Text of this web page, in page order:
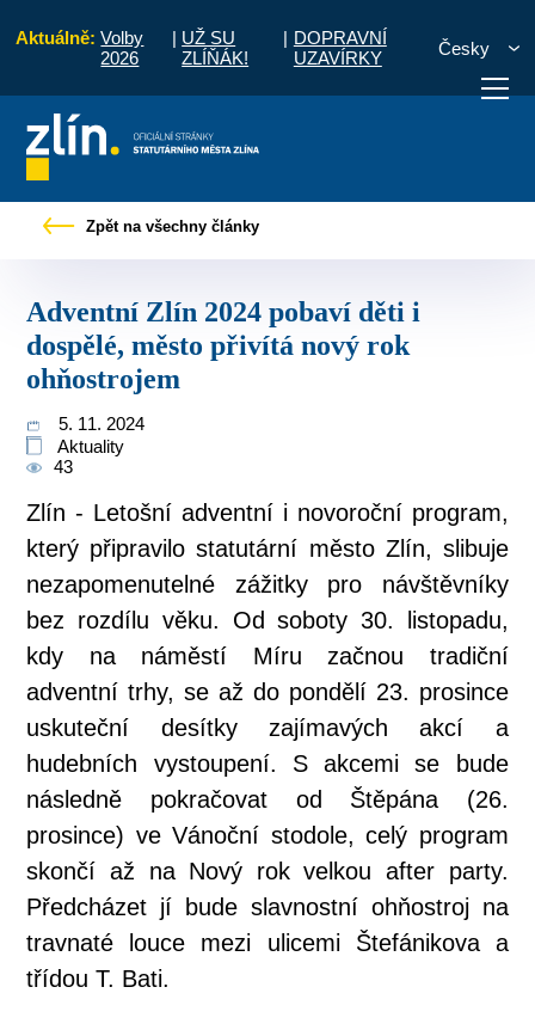
Aktuálně: Volby
2026
| UŽ SU
ZLÍŇÁK!
| DOPRAVNÍ
UZAVÍRKY
Česky
vyřídit Potřebuji zaplatit
Zpět na všechny články
Adventní Zlín 2024 pobaví děti i
dospělé, město přivítá nový rok
ohňostrojem
5. 11. 2024
Aktuality
43
Zlín - Letošní adventní i novoroční program,
který připravilo statutární město Zlín, slibuje
nezapomenutelné zážitky pro návštěvníky
bez rozdílu věku. Od soboty 30. listopadu,
kdy na náměstí Míru začnou tradiční
adventní trhy, se až do pondělí 23. prosince
uskuteční desítky zajímavých akcí a
hudebních vystoupení. S akcemi se bude
následně pokračovat od Štěpána (26.
prosince) ve Vánoční stodole, celý program
skončí až na Nový rok velkou after party.
Předcházet jí bude slavnostní ohňostroj na
travnaté louce mezi ulicemi Štefánikova a
třídou T. Bati.